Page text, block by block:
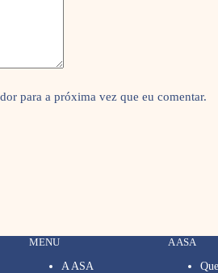
para a próxima vez que eu comentar.
MENU
A ASA
A ASA